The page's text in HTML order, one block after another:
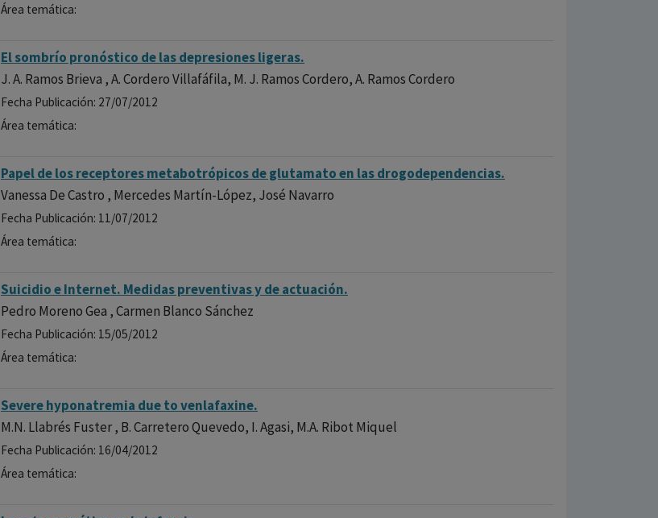
Área temática:
El sombrío pronóstico de las depresiones ligeras.
J. A. Ramos Brieva , A. Cordero Villafáfila, M. J. Ramos Cordero, A. Ramos Cordero
Fecha Publicación: 27/07/2012
Área temática:
Papel de los receptores metabotrópicos de glutamato en las drogodependencias.
Vanessa De Castro , Mercedes Martín-López, José Navarro
Fecha Publicación: 11/07/2012
Área temática:
Suicidio e Internet. Medidas preventivas y de actuación.
Pedro Moreno Gea , Carmen Blanco Sánchez
Fecha Publicación: 15/05/2012
Área temática:
Severe hyponatremia due to venlafaxine.
M.N. Llabrés Fuster , B. Carretero Quevedo, I. Agasi, M.A. Ribot Miquel
Fecha Publicación: 16/04/2012
Área temática: